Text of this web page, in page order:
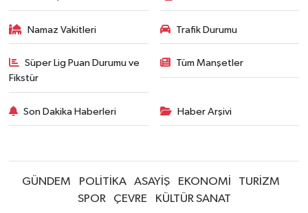
Namaz Vakitleri Trafik Durumu
Süper Lig Puan Durumu ve
Fikstür
Tüm Manşetler
Son Dakika Haberleri Haber Arşivi
GÜNDEM POLİTİKA ASAYİŞ EKONOMİ
TURİZM
SPOR
ÇEVRE KÜLTÜR SANAT